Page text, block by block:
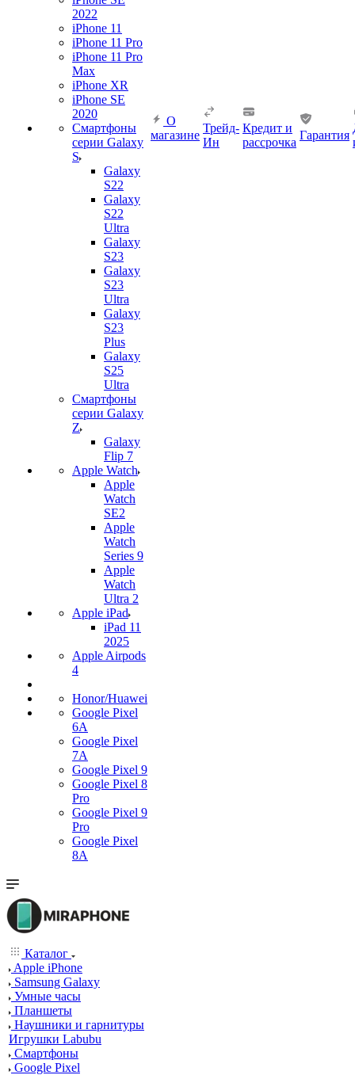
2022
iPhone 11
iPhone 11 Pro
iPhone 11 Pro
Max
iPhone XR
iPhone SE
2020
Смартфоны
серии Galaxy
S
Galaxy
S22
Galaxy
S22
Ultra
Galaxy
S23
Galaxy
S23
Ultra
Galaxy
S23
Plus
Galaxy
S25
Ultra
Смартфоны
серии Galaxy
Z
Galaxy
Flip 7
Apple Watch
Apple
Watch
SE2
Apple
Watch
Series 9
Apple
Watch
Ultra 2
Apple iPad
iPad 11
2025
Apple Airpods
4
Honor/Huawei
Google Pixel
6A
Google Pixel
7А
Google Pixel 9
Google Pixel 8
Pro
Google Pixel 9
Pro
Google Pixel
8A
О
магазине
Трейд-
Ин
Кредит и
рассрочка
Гарантия
Каталог
Apple iPhone
Samsung Galaxy
Умные часы
Планшеты
Наушники и гарнитуры
Игрушки Labubu
Смартфоны
Google Pixel